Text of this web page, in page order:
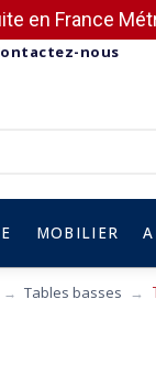
en France
nous
MOBILIER
Tables basses